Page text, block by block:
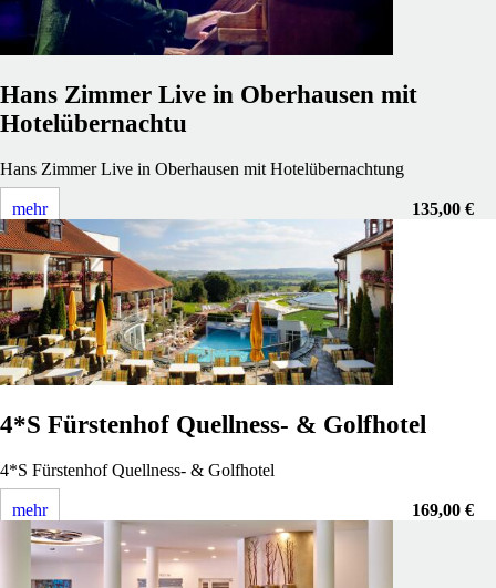
Hans Zimmer Live in Oberhausen mit
Hotelübernachtu
Hans Zimmer Live in Oberhausen mit Hotelübernachtung
135,00 €
mehr
4*S Fürstenhof Quellness- & Golfhotel
4*S Fürstenhof Quellness- & Golfhotel
169,00 €
mehr